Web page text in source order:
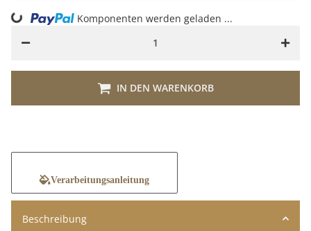
IN DEN WARENKORB
Komponenten werden geladen ...
Verarbeitungsanleitung
Beschreibung